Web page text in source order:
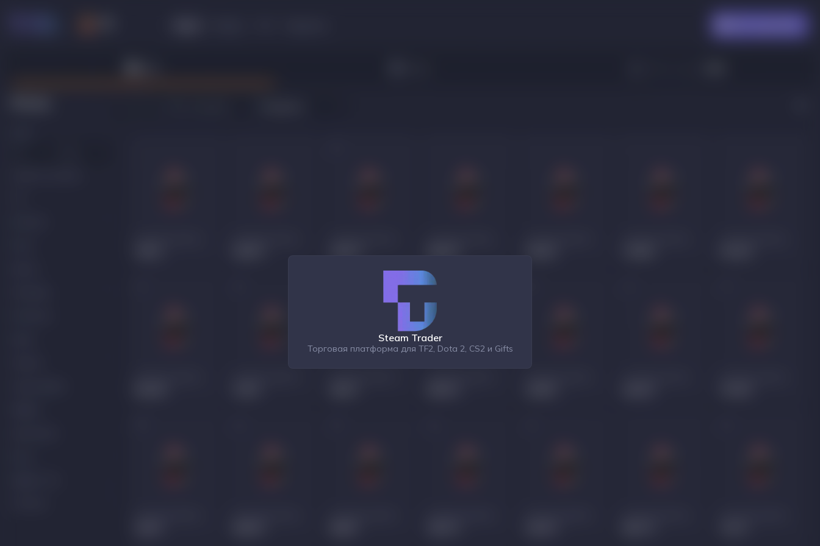
Steam Trader
Торговая платформа для TF2, Dota 2, CS2 и Gifts